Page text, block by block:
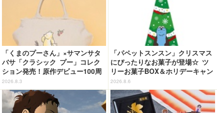
「くまのプーさん」×サマンサタ
バサ「クラシック プー」コレク
ション発売！原作デビュー100周
年記念でハンドバッグや財布など
全6種が登場
2026.8.3
「パペットスンスン」クリスマス
にぴったりなお菓子が登場☆ ツ
リーお菓子BOX＆ホリデーキャン
ディ
2026.8.6